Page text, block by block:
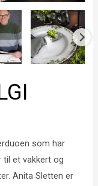
som har
til et vakkert og
Anita Sletten er